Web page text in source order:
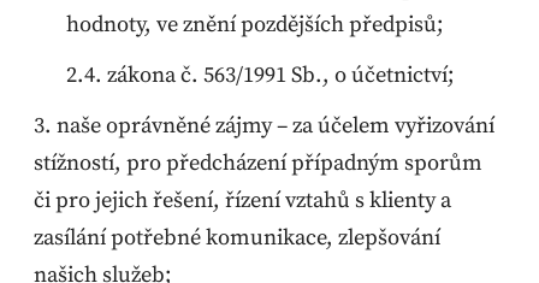
hodnoty, ve znění pozdějších předpisů;
zákona č. 563/1991 Sb., o účetnictví;
naše oprávněné zájmy – za účelem vyřizování
stížností, pro předcházení případným sporům
či pro jejich řešení, řízení vztahů s klienty a
zasílání potřebné komunikace, zlepšování
našich služeb;